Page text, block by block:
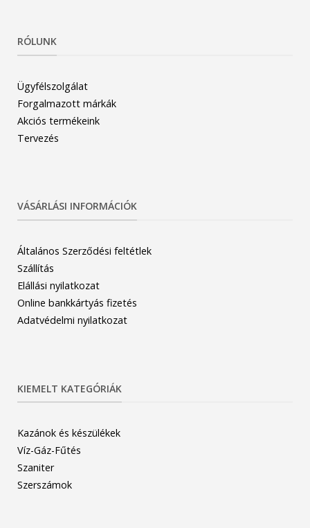
RÓLUNK
Ügyfélszolgálat
Forgalmazott márkák
Akciós termékeink
Tervezés
VÁSÁRLÁSI INFORMÁCIÓK
Általános Szerződési feltétlek
Szállítás
Elállási nyilatkozat
Online bankkártyás fizetés
Adatvédelmi nyilatkozat
KIEMELT KATEGÓRIÁK
Kazánok és készülékek
Víz-Gáz-Fűtés
Szaniter
Szerszámok